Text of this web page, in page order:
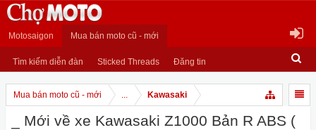
Motosaigon Mua bán moto cũ - mới
Tìm kiếm diễn đàn Sticked Threads Đăng tin
Mua bán moto cũ - mới ... Kawasaki
_ Mới về xe Kawasaki Z1000 Bản R ABS (